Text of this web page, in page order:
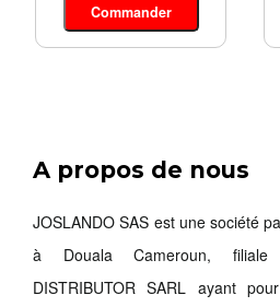
Commander
A propos de nous
JOSLANDO SAS est une société
à Douala Cameroun,
DISTRIBUTOR SARL ayant